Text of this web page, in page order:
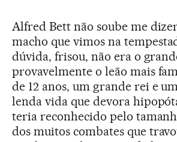
Alfred Bett não soube me
macho que vimos na
dúvida, frisou, não era o
provavelmente o leão mais
de 12 anos, um grande rei e
lenda vida que devora
teria reconhecido pelo
dos muitos combates que